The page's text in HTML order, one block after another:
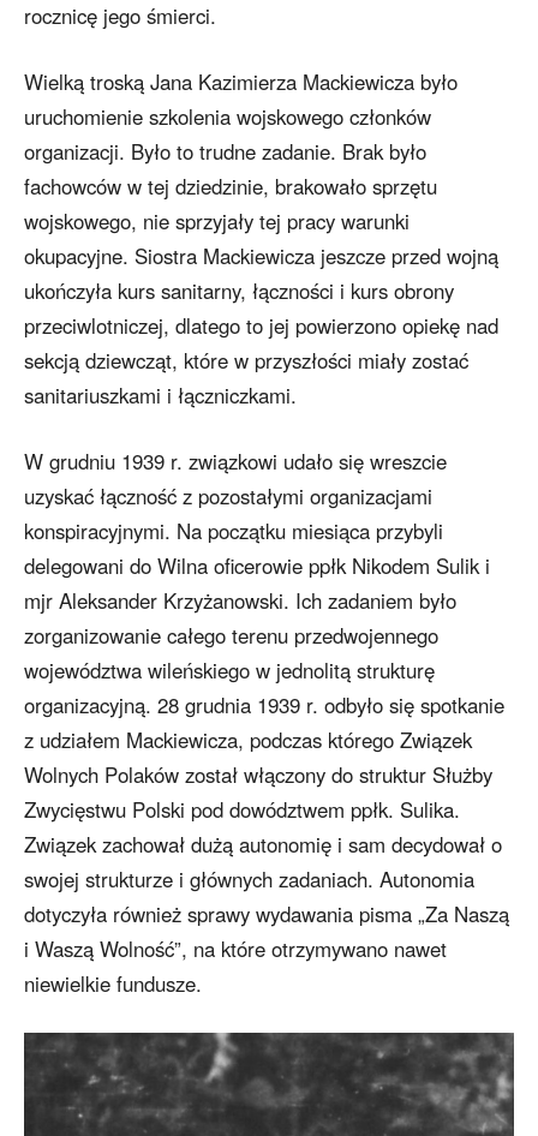
rocznicę jego śmierci.
Wielką troską Jana Kazimierza Mackiewicza było
uruchomienie szkolenia wojskowego członków
organizacji. Było to trudne zadanie. Brak było
fachowców w tej dziedzinie, brakowało sprzętu
wojskowego, nie sprzyjały tej pracy warunki
okupacyjne. Siostra Mackiewicza jeszcze przed wojną
ukończyła kurs sanitarny, łączności i kurs obrony
przeciwlotniczej, dlatego to jej powierzono opiekę nad
sekcją dziewcząt, które w przyszłości miały zostać
sanitariuszkami i łączniczkami.
W grudniu 1939 r. związkowi udało się wreszcie
uzyskać łączność z pozostałymi organizacjami
konspiracyjnymi. Na początku miesiąca przybyli
delegowani do Wilna oficerowie ppłk Nikodem Sulik i
mjr Aleksander Krzyżanowski. Ich zadaniem było
zorganizowanie całego terenu przedwojennego
województwa wileńskiego w jednolitą strukturę
organizacyjną. 28 grudnia 1939 r. odbyło się spotkanie
z udziałem Mackiewicza, podczas którego Związek
Wolnych Polaków został włączony do struktur Służby
Zwycięstwu Polski pod dowództwem ppłk. Sulika.
Związek zachował dużą autonomię i sam decydował o
swojej strukturze i głównych zadaniach. Autonomia
dotyczyła również sprawy wydawania pisma „Za Naszą
i Waszą Wolność”, na które otrzymywano nawet
niewielkie fundusze.